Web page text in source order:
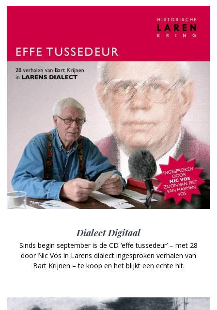
Dialect Digitaal
Sinds begin september is de CD ‘effe tussedeur’ – met 28
door Nic Vos in Larens dialect ingesproken verhalen van
Bart Krijnen – te koop en het blijkt een echte hit.